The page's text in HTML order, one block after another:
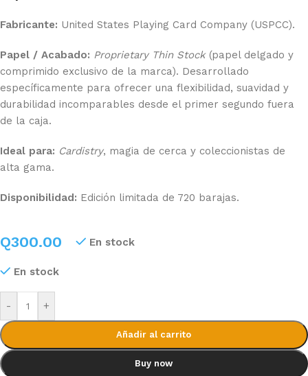
Fabricante: United States Playing Card Company (USPCC).
Papel / Acabado: Proprietary Thin Stock(papel delgado y
comprimido exclusivo de la marca). Desarrollado
específicamente para ofrecer una flexibilidad, suavidad y
durabilidad incomparables desde el primer segundo fuera
de la caja.
Ideal para: Cardistry, magia de cerca y coleccionistas de
alta gama.
Disponibilidad: Edición limitada de 720 barajas.
Q300.00 En stock
En stock
- +
Añadir al carrito
Buy now